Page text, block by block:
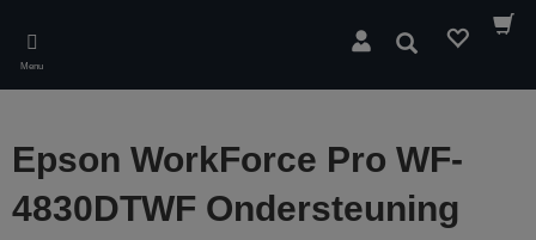
main
content
Menu
Zoeken
Epson WorkForce Pro WF-
4830DTWF Ondersteuning